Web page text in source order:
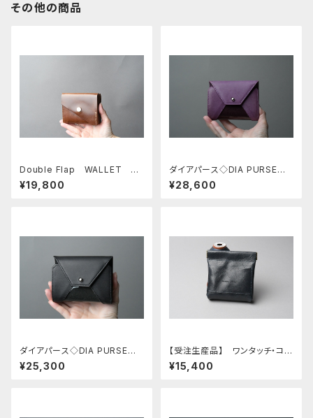
その他の商品
Double Flap WALLET
□IBIZA NOCE□
¥19,800
ダイアパース◇DIA PURSE◇
ロロ グレープ
¥28,600
ダイアパース◇DIA PURSE◇
セドナ ブラック（S）
¥25,300
【受注生産品】 ワンタッチ・コイ
ンケース ■ブリリオ ネイビ
ー■
¥15,400